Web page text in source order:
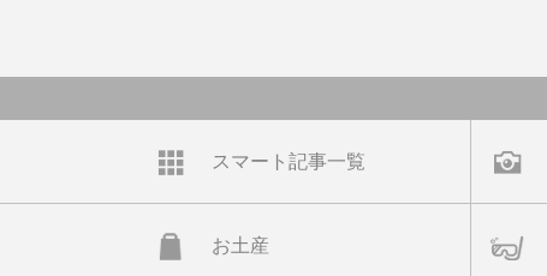
スマート記事一覧
お土産